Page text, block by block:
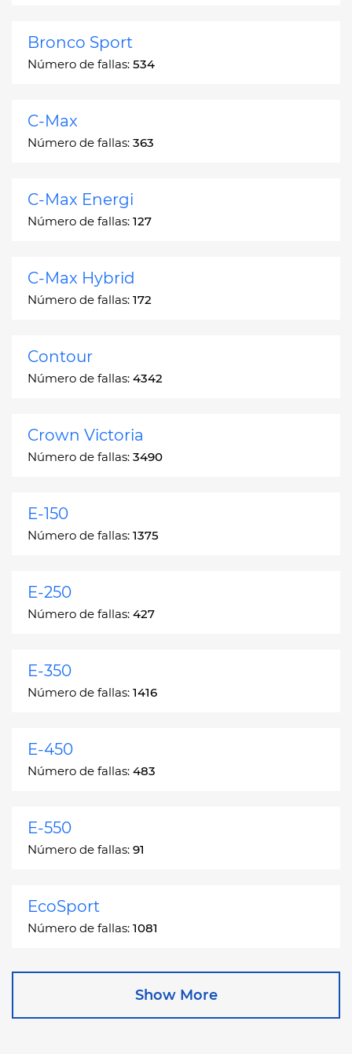
Bronco Sport
Número de fallas: 534
C-Max
Número de fallas: 363
C-Max Energi
Número de fallas: 127
C-Max Hybrid
Número de fallas: 172
Contour
Número de fallas: 4342
Crown Victoria
Número de fallas: 3490
E-150
Número de fallas: 1375
E-250
Número de fallas: 427
E-350
Número de fallas: 1416
E-450
Número de fallas: 483
E-550
Número de fallas: 91
EcoSport
Número de fallas: 1081
Show More